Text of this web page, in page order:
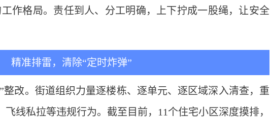
作格局。责任到人、分工明确，上下拧成一股绳，让安全
精准排雷，清除“定时炸弹”
整改。街道组织力量逐楼栋、逐单元、逐区域深入清查，重
线私拉等违规行为。截至目前，11个住宅小区深度摸排，